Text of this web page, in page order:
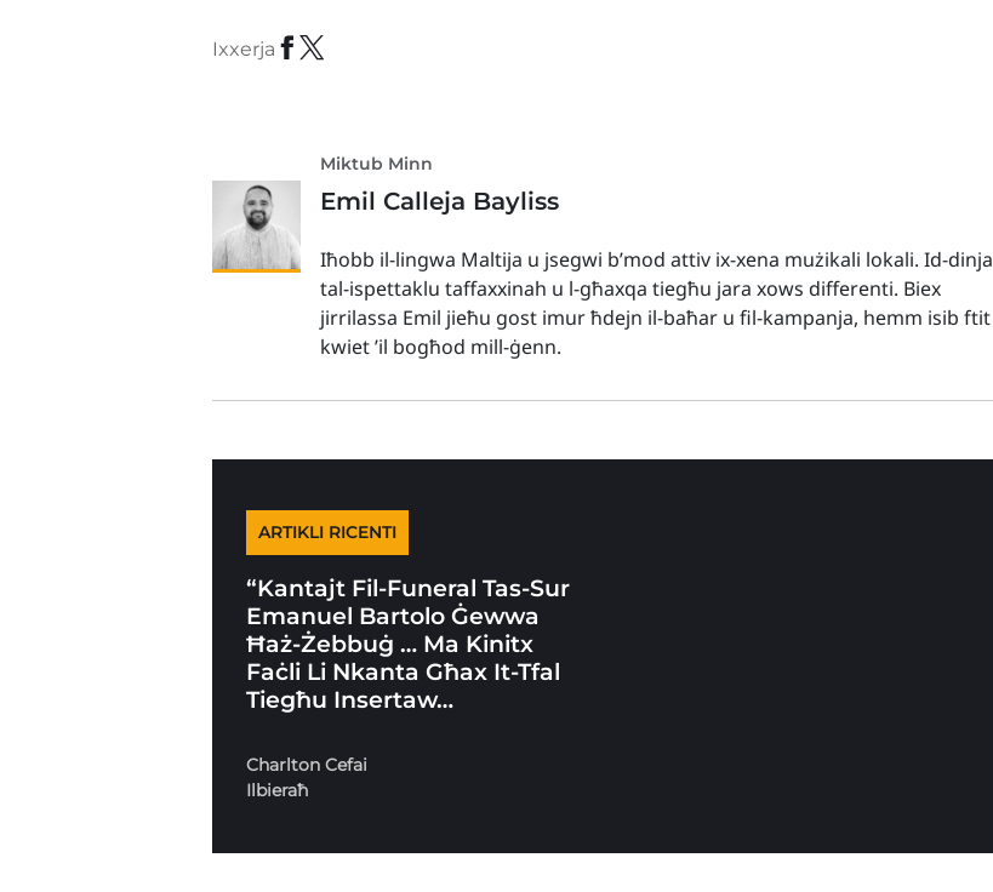
Ixxerja
Miktub Minn
Emil Calleja Bayliss
Iħobb il-lingwa Maltija u jsegwi b’mod attiv ix-xena mużikali lokali. Id-dinja
tal-ispettaklu taffaxxinah u l-għaxqa tiegħu jara xows differenti. Biex
jirrilassa Emil jieħu gost imur ħdejn il-baħar u fil-kampanja, hemm isib ftit
kwiet ’il bogħod mill-ġenn.
ARTIKLI RICENTI
“Kantajt Fil-Funeral Tas-Sur
Emanuel Bartolo Ġewwa
Ħaż-Żebbuġ … Ma Kinitx
Faċli Li Nkanta Għax It-Tfal
Tiegħu Insertaw…
Charlton Cefai
Ilbieraħ